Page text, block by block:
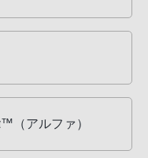
（アルファ）